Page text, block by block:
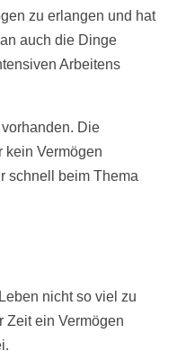
zu erlangen und hat
auch die Dinge
Arbeitens
Die
kein Vermögen
schnell beim Thema
nicht so viel zu
Zeit ein Vermögen